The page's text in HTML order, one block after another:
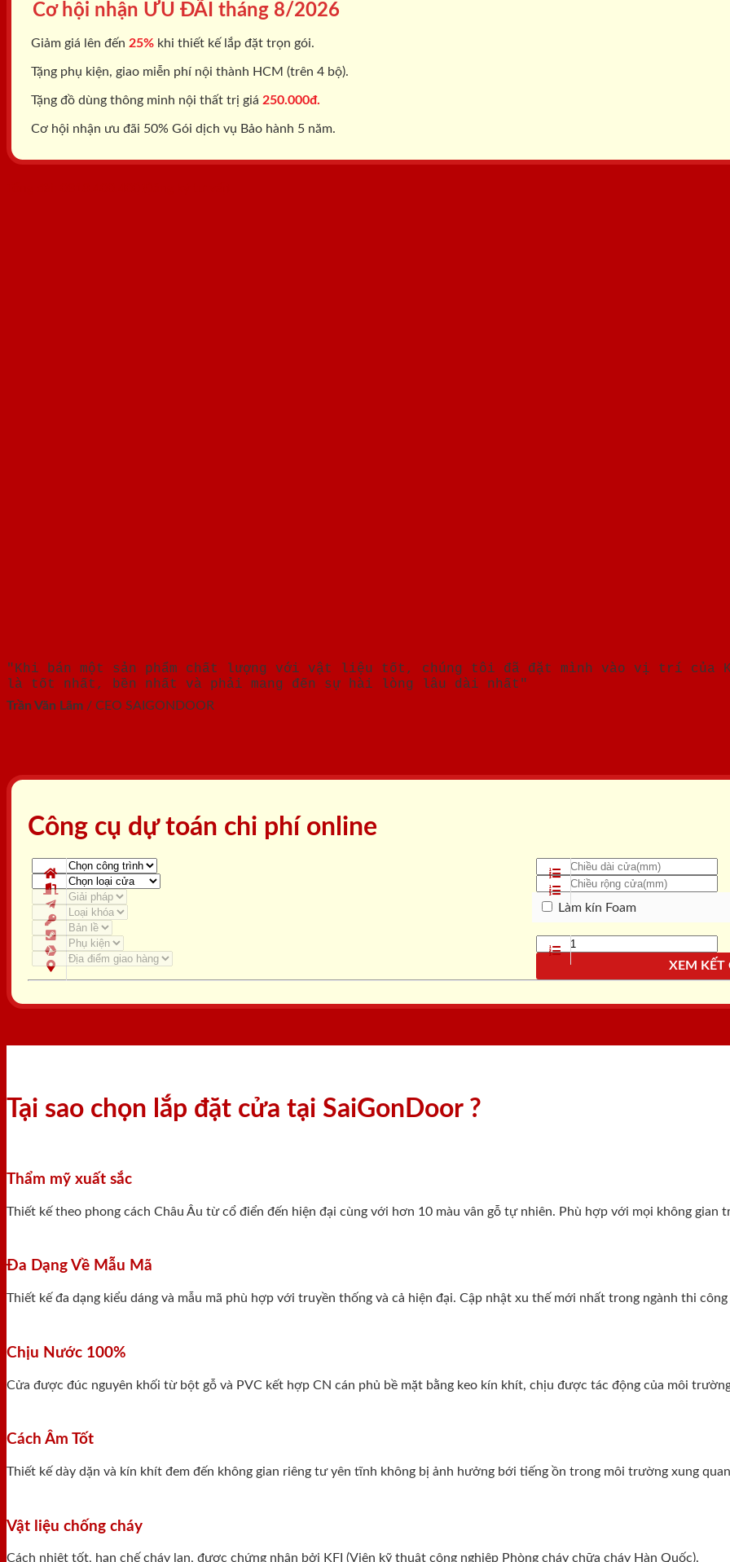
Cơ hội nhận ƯU ĐÃI tháng 8/2026
Giảm giá lên đến 25% khi thiết kế lắp đặt trọn gói.
Tặng phụ kiện, giao miễn phí nội thành HCM (trên 4 bộ).
Tặng đồ dùng thông minh nội thất trị giá 250.000đ.
Cơ hội nhận ưu đãi 50% Gói dịch vụ Bảo hành 5 năm.
"Khi bán một sản phẩm chất lượng với vật liệu tốt, chúng tôi đã đặt mình vào vị trí của
là tốt nhất, bền nhất và phải mang đến sự hài lòng lâu dài nhất"
Trần Văn Lãm / CEO SAIGONDOOR
Công cụ dự toán chi phí online
Làm kín Foam
XEM KẾT
Tại sao chọn lắp đặt cửa tại SaiGonDoor ?
Thẩm mỹ xuất sắc
Thiết kế theo phong cách Châu Âu từ cổ điển đến hiện đại cùng với hơn 10 màu vân gỗ tự nhiên. Phù hợp với mọi không gian
Đa Dạng Về Mẫu Mã
Thiết kế đa dạng kiểu dáng và mẫu mã phù hợp với truyền thống và cả hiện đại. Cập nhật xu thế mới nhất trong ngành thi
Chịu Nước 100%
Cửa được đúc nguyên khối từ bột gỗ và PVC kết hợp CN cán phủ bề mặt bằng keo kín khít, chịu được tác động của môi
Cách Âm Tốt
Thiết kế dày dặn và kín khít đem đến không gian riêng tư yên tĩnh không bị ảnh hưởng bới tiếng ồn trong môi trường xung
Vật liệu chống cháy
Cách nhiệt tốt, hạn chế cháy lan, được chứng nhận bởi KFI (Viện kỹ thuật công nghiệp Phòng cháy chữa cháy Hàn Quốc).